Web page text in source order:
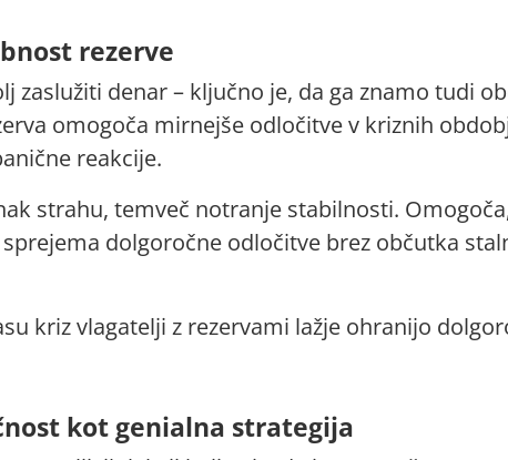
rezerve
zaslužiti denar – ključno je, da ga znamo tudi
omogoča mirnejše odločitve v kriznih
reakcije.
strahu, temveč notranje stabilnosti.
dolgoročne odločitve brez občutka
kriz vlagatelji z rezervami lažje ohranijo
kot genialna strategija